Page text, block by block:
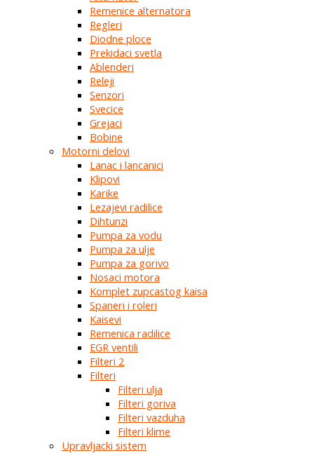
Remenice alternatora
Regleri
Diodne ploce
Prekidaci svetla
Ablenderi
Releji
Senzori
Svecice
Grejaci
Bobine
Motorni delovi
Lanac i lancanici
Klipovi
Karike
Lezajevi radilice
Dihtunzi
Pumpa za vodu
Pumpa za ulje
Pumpa za gorivo
Nosaci motora
Komplet zupcastog kaisa
Spaneri i roleri
Kaisevi
Remenica radilice
EGR ventili
Filteri 2
Filteri
Filteri ulja
Filteri goriva
Filteri vazduha
Filteri klime
Upravljacki sistem